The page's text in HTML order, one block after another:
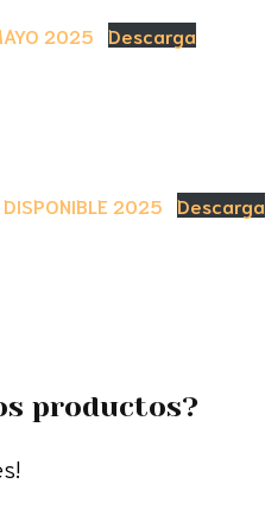
2025 Descarga
DISPONIBLE 2025 Descarga
productos?